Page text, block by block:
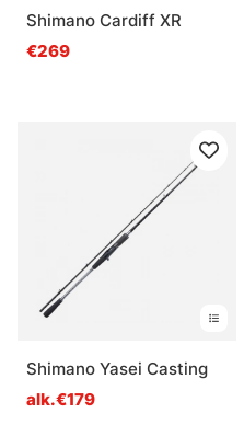
Shimano Cardiff XR
€269
Shimano Yasei Casting
alk.€179